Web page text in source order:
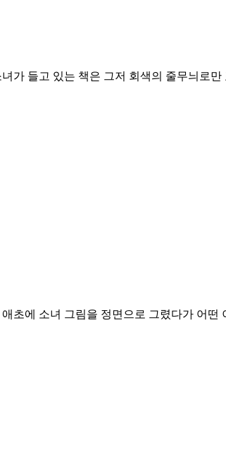
가 들고 있는 책은 그저 회색의 줄무늬로
초에 소녀 그림을 정면으로 그렸다가 어떤